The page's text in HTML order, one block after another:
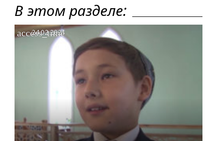
В этом разделе:
access_time
24.02.2021